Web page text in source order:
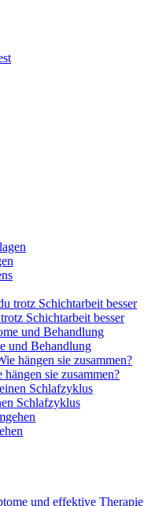
Schichtarbeit besser
und Behandlung
sie zusammen?
Schlafzyklus